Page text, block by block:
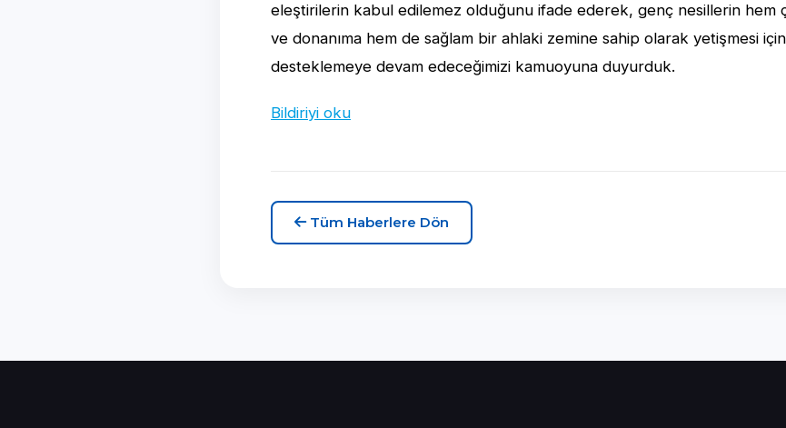
eleştirilerin kabul edilemez olduğunu ifade ederek, genç nesillerin hem
ve donanıma hem de sağlam bir ahlaki zemine sahip olarak yetişmesi
desteklemeye devam edeceğimizi kamuoyuna duyurduk.
Bildiriyi oku
Tüm Haberlere Dön